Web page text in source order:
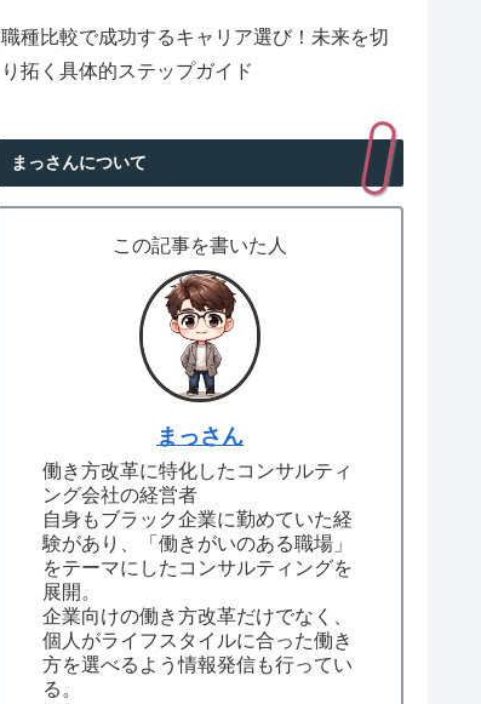
職種比較で成功するキャリア選び！未来を切
り拓く具体的ステップガイド
まっさんについて
この記事を書いた人
まっさん
働き方改革に特化したコンサルティ
ング会社の経営者
自身もブラック企業に勤めていた経
験があり、「働きがいのある職場」
をテーマにしたコンサルティングを
展開。
企業向けの働き方改革だけでなく、
個人がライフスタイルに合った働き
方を選べるよう情報発信も行ってい
る。